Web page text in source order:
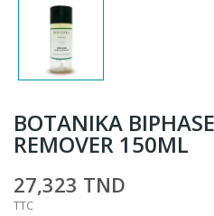
BOTANIKA
REMOVER 150ML
27,323 TND
TTC